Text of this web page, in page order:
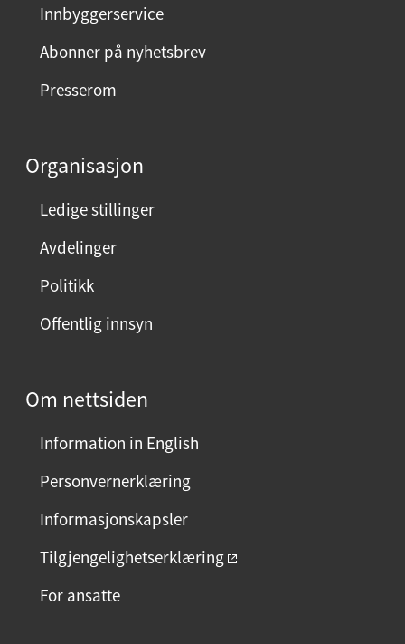
Innbyggerservice
Abonner på nyhetsbrev
Presserom
Organisasjon
Ledige stillinger
Avdelinger
Politikk
Offentlig innsyn
Om nettsiden
Information in English
Personvernerklæring
Informasjonskapsler
Tilgjengelighetserklæring
For ansatte